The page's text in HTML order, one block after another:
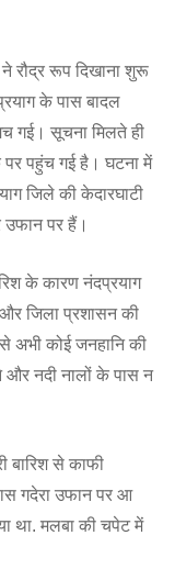
रौद्र रूप दिखाना शुरू
के पास बादल
गई। सूचना मिलते ही
पहुंच गई है। घटना में
जिले की केदारघाटी
उफान पर हैं।
के कारण नंदप्रयाग
जिला प्रशासन की
अभी कोई जनहानि की
और नदी नालों के पास न
बारिश से काफी
गदेरा उफान पर आ
था. मलबा की चपेट में